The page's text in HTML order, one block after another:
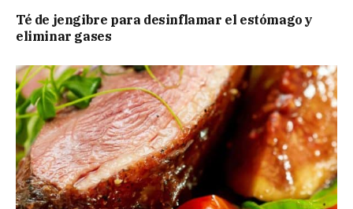
Té de jengibre para desinflamar el estómago y
eliminar gases